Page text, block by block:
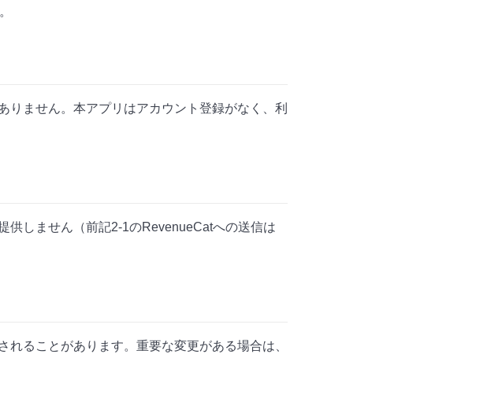
ません。本アプリはアカウント登録がなく、利
供しません（前記2-1のRevenueCatへの送信は
ることがあります。重要な変更がある場合は、